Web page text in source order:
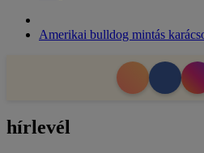
Amerikai bulldog mintás
hírlevél